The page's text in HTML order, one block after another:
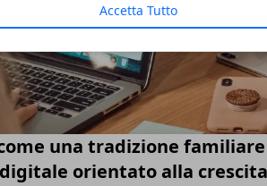
Accetta Tutto
una tradizione
orientato alla